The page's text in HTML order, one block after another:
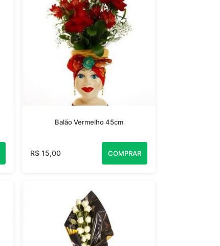
Balão Vermelho 45cm
R$ 15,00 COMPRAR